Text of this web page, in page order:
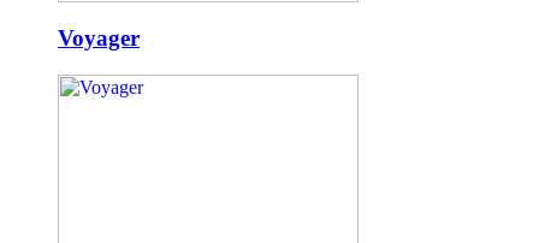
Voyager